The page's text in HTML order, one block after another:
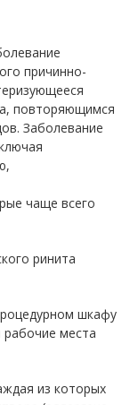
причинно-
повторяющимся
Заболевание
чаще всего
ринита
шкафу
места
из которых